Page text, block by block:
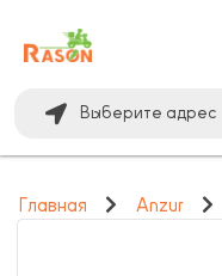
Выберите адрес
Главная Anzur